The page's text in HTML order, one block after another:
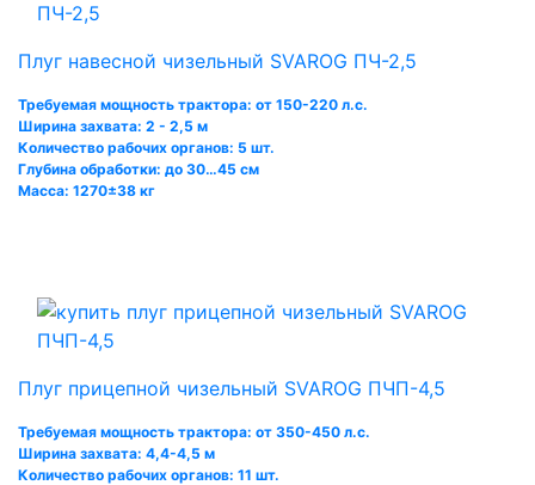
Плуг навесной чизельный SVAROG ПЧ-2,5
Требуемая мощность трактора: от 150-220 л.с.
Ширина захвата: 2 - 2,5 м
Количество рабочих органов: 5 шт.
Глубина обработки: до 30…45 см
Масса: 1270±38 кг
Плуг прицепной чизельный SVAROG ПЧП-4,5
Требуемая мощность трактора: от 350-450 л.с.
Ширина захвата: 4,4-4,5 м
Количество рабочих органов: 11 шт.